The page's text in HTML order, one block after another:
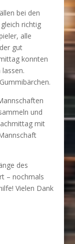
bei den
richtig
alle
gut
konnten
und
mit
des
– nochmals
Vielen Dank